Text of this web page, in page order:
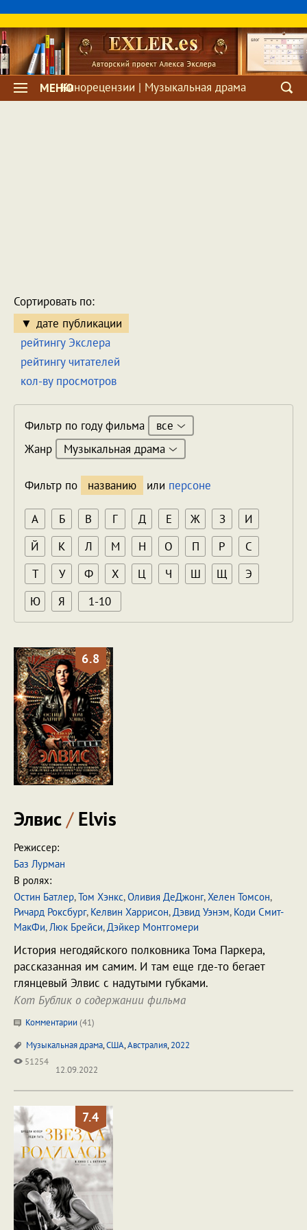
МЕНЮКинорецензии | Музыкальная драма
Сортировать по:
дате публикации
рейтингу Экслера
рейтингу читателей
кол-ву просмотров
Фильтр по году фильма
все
Жанр
Музыкальная драма
Фильтр по названию или персоне
А Б В Г Д Е Ж З
И
Й
К Л М Н О П Р
С
Т
У Ф Х Ц Ч Ш Щ
Э
Ю
Я 1-10
6.8
Элвис/Elvis
Режиссер:
Баз Лурман
В ролях:
Остин Батлер,Том Хэнкс,Оливия ДеДжонг,Хелен Томсон,
Ричард Роксбург, Келвин Харрисон,Дэвид Уэнэм, Коди Смит-
МакФи,Люк Брейси,Дэйкер Монтгомери
История негодяйского полковника Тома Паркера,
рассказанная им самим. И там еще где-то бегает
глянцевый Элвис с надутыми губками.
Кот Бублик о содержании фильма
Комментарии (41)
Музыкальная драма,США,Австралия,2022
51254
12.09.2022
7.4